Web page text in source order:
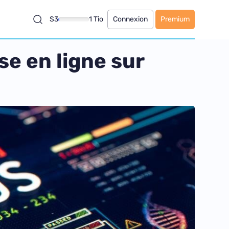
S3 1 Tio Connexion Premium
en ligne sur